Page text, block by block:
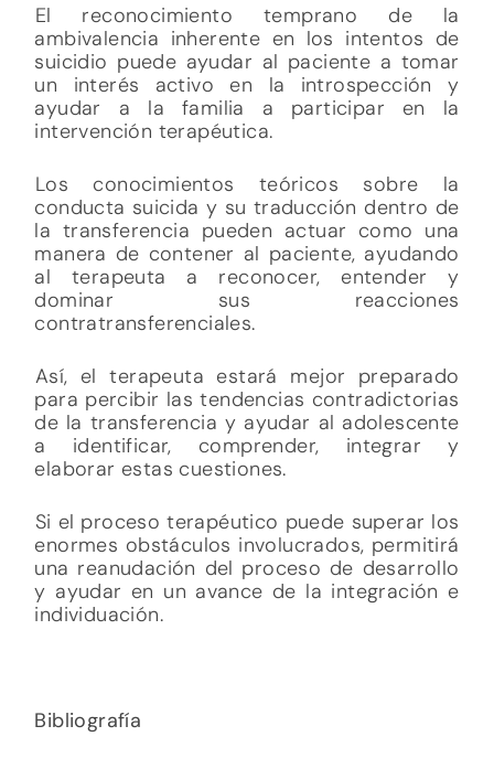
El reconocimiento temprano de la
ambivalencia inherente en los intentos de
suicidio puede ayudar al paciente a tomar
un interés activo en la introspección y
ayudar a la familia a participar en la
intervención terapéutica.
Los conocimientos teóricos sobre la
conducta suicida y su traducción dentro de
la transferencia pueden actuar como una
manera de contener al paciente, ayudando
al terapeuta a reconocer, entender y
dominar sus reacciones
contratransferenciales.
Así, el terapeuta estará mejor preparado
para percibir las tendencias contradictorias
de la transferencia y ayudar al adolescente
a identificar, comprender, integrar y
elaborar estas cuestiones.
Si el proceso terapéutico puede superar los
enormes obstáculos involucrados, permitirá
una reanudación del proceso de desarrollo
y ayudar en un avance de la integración e
individuación.
Bibliografía